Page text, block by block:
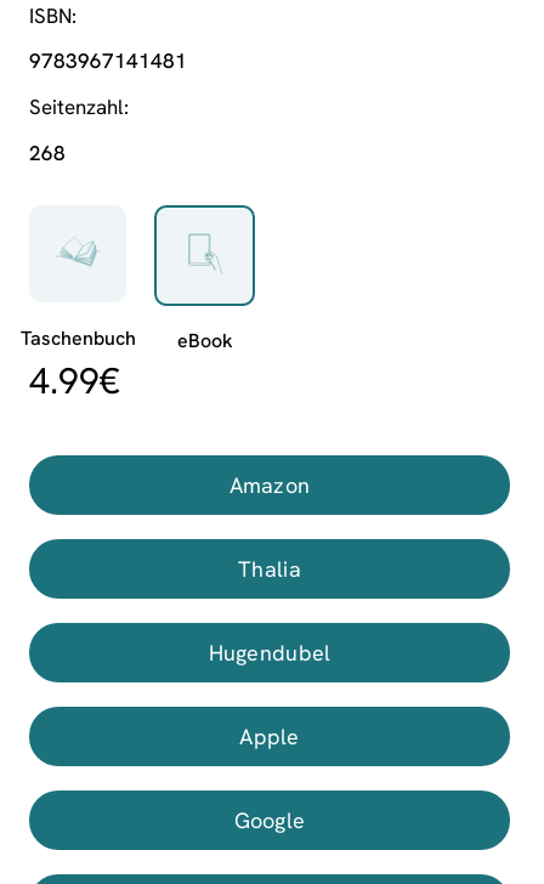
ISBN
9783967141481
Seitenzahl
268
4.99€
Amazon
Thalia
Hugendubel
Apple
Google